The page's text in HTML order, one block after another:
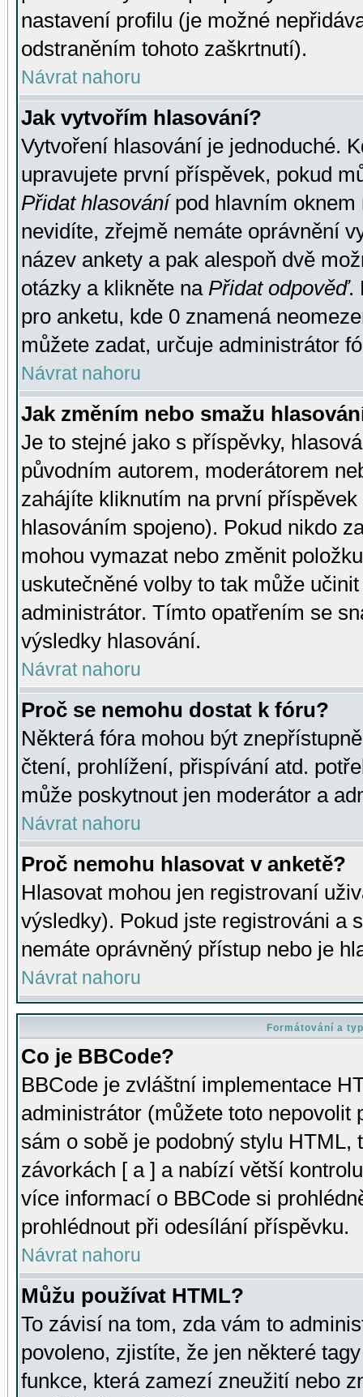
nastavení profilu (je možné
odstraněním tohoto zaškrtnutí).
Návrat nahoru
Jak vytvořím hlasování?
Vytvoření hlasování je jednoduché.
upravujete první příspěvek, pokud
Přidat hlasovánípod hlavním oknem
nevidíte, zřejmě nemáte oprávnění
název ankety a pak alespoň dvě
otázky a klikněte na Přidat odpověď.
pro anketu, kde 0 znamená
můžete zadat, určuje administrátor
Návrat nahoru
Jak změním nebo smažu
Je to stejné jako s příspěvky,
původním autorem, moderátorem
zahájíte kliknutím na první
hlasováním spojeno). Pokud nikdo
mohou vymazat nebo změnit
uskutečněné volby to tak může
administrátor. Tímto opatřením se
výsledky hlasování.
Návrat nahoru
Proč se nemohu dostat k fóru?
Některá fóra mohou být
čtení, prohlížení, přispívání atd.
může poskytnout jen moderátor a
Návrat nahoru
Proč nemohu hlasovat v anketě?
Hlasovat mohou jen registrovaní
výsledky). Pokud jste registrováni a
nemáte oprávněný přístup nebo je
Návrat nahoru
Formátování a
Co je BBCode?
BBCode je zvláštní implementace
administrátor (můžete toto
sám o sobě je podobný stylu HTML,
závorkách [ a ] a nabízí větší
více informací o BBCode si
prohlédnout při odesílání příspěvku.
Návrat nahoru
Můžu používat HTML?
To závisí na tom, zda vám to
povoleno, zjistíte, že jen některé
funkce, která zamezí zneužití nebo